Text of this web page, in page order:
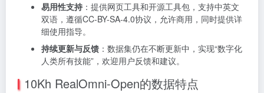
易用性支持 ：提供网页工具和开源工具包，支持中英文
双语，遵循CC-BY-SA-4.0协议，允许商用，同时提供详
细使用指导。
持续更新与反馈 ：数据集仍在不断更新中，实现“数字化
人类所有技能”，欢迎用户反馈和建议。
10Kh RealOmni-Open的数据特点